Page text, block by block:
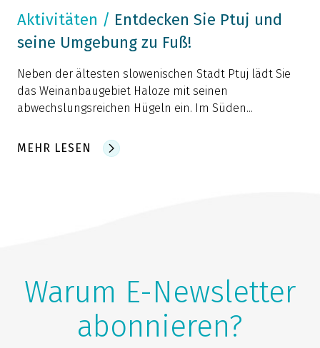
Aktivitäten / Entdecken Sie Ptuj und
seine Umgebung zu Fuß!
Neben der ältesten slowenischen Stadt Ptuj lädt Sie
das Weinanbaugebiet Haloze mit seinen
abwechslungsreichen Hügeln ein. Im Süden...
MEHR LESEN
Warum E-Newsletter
abonnieren?